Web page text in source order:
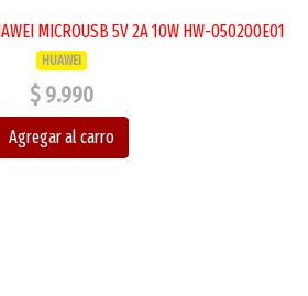
MICROUSB 5V 2A 10W HW-050200E01
HUAWEI
$ 9.990
Agregar al carro